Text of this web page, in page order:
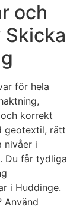
och
för hela
korrekt
geotextil, rätt
nivåer i
Du får tydliga
i Huddinge.
Använd